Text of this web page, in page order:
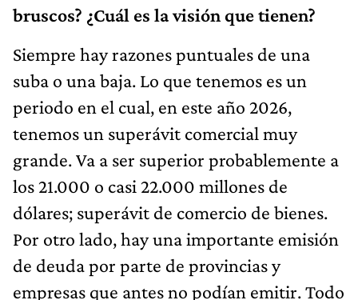
bruscos? ¿Cuál es la visión que tienen?
Siempre hay razones puntuales de una
suba o una baja. Lo que tenemos es un
periodo en el cual, en este año 2026,
tenemos un superávit comercial muy
grande. Va a ser superior probablemente a
los 21.000 o casi 22.000 millones de
dólares; superávit de comercio de bienes.
Por otro lado, hay una importante emisión
de deuda por parte de provincias y
empresas que antes no podían emitir. Todo